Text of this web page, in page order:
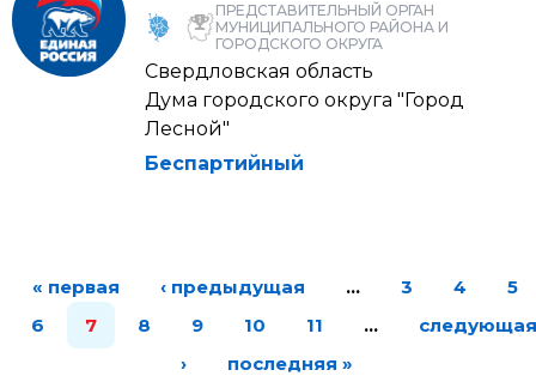
ПРЕДСТАВИТЕЛЬНЫЙ ОРГАН
МУНИЦИПАЛЬНОГО РАЙОНА И
ГОРОДСКОГО ОКРУГА
Свердловская область
Дума городского округа "Город
Лесной"
Беспартийный
« первая ‹ предыдущая … 3 4
5
6
7 8 9 10 11 …
следующая
›
последняя »